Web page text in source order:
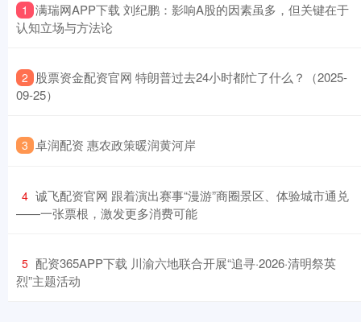
1 ​满瑞网APP下载 刘纪鹏：影响A股的因素虽多，但关键在于
认知立场与方法论
2 ​股票资金配资官网 特朗普过去24小时都忙了什么？（2025-
09-25）
3 ​卓润配资 惠农政策暖润黄河岸
4 ​诚飞配资官网 跟着演出赛事“漫游”商圈景区、体验城市通兑
——一张票根，激发更多消费可能
5 ​配资365APP下载 川渝六地联合开展“追寻·2026·清明祭英
烈”主题活动